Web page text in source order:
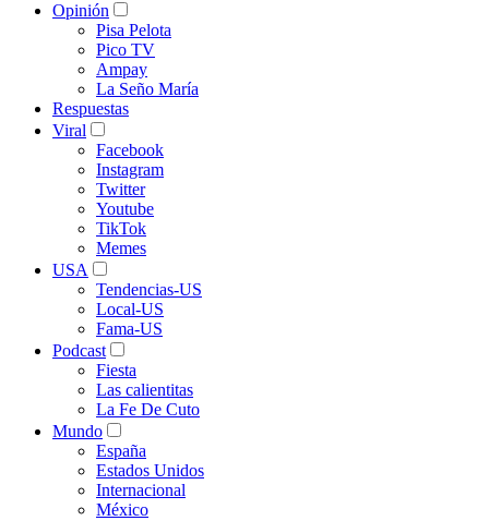
Opinión
Pisa Pelota
Pico TV
Ampay
La Seño María
Respuestas
Viral
Facebook
Instagram
Twitter
Youtube
TikTok
Memes
USA
Tendencias-US
Local-US
Fama-US
Podcast
Fiesta
Las calientitas
La Fe De Cuto
Mundo
España
Estados Unidos
Internacional
México